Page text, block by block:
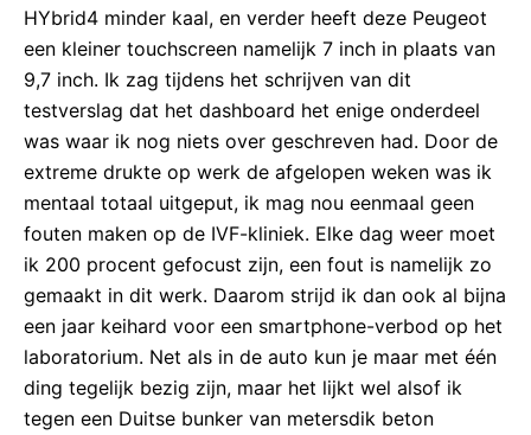
HYbrid4 minder kaal, en verder heeft deze Peugeot
een kleiner touchscreen namelijk 7 inch in plaats van
9,7 inch. Ik zag tijdens het schrijven van dit
testverslag dat het dashboard het enige onderdeel
was waar ik nog niets over geschreven had. Door de
extreme drukte op werk de afgelopen weken was ik
mentaal totaal uitgeput, ik mag nou eenmaal geen
fouten maken op de IVF-kliniek. Elke dag weer moet
ik 200 procent gefocust zijn, een fout is namelijk zo
gemaakt in dit werk. Daarom strijd ik dan ook al bijna
een jaar keihard voor een smartphone-verbod op het
laboratorium. Net als in de auto kun je maar met één
ding tegelijk bezig zijn, maar het lijkt wel alsof ik
tegen een Duitse bunker van metersdik beton